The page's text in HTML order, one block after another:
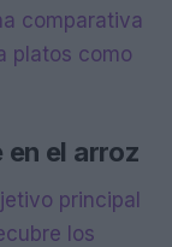
comparativa
platos como
el arroz
principal
los